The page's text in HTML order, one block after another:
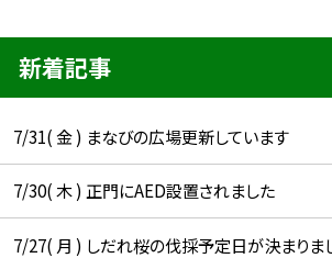
新着記事
7/31( 金 ) まなびの広場更新しています
7/30( 木 ) 正門にAED設置されました
7/27( 月 ) しだれ桜の伐採予定日が決まりま